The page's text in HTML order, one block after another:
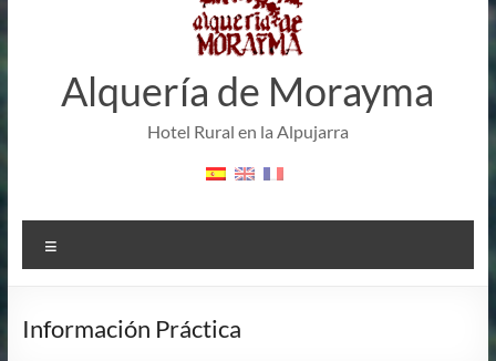
Alquería de Morayma
Hotel Rural en la Alpujarra
Información Práctica